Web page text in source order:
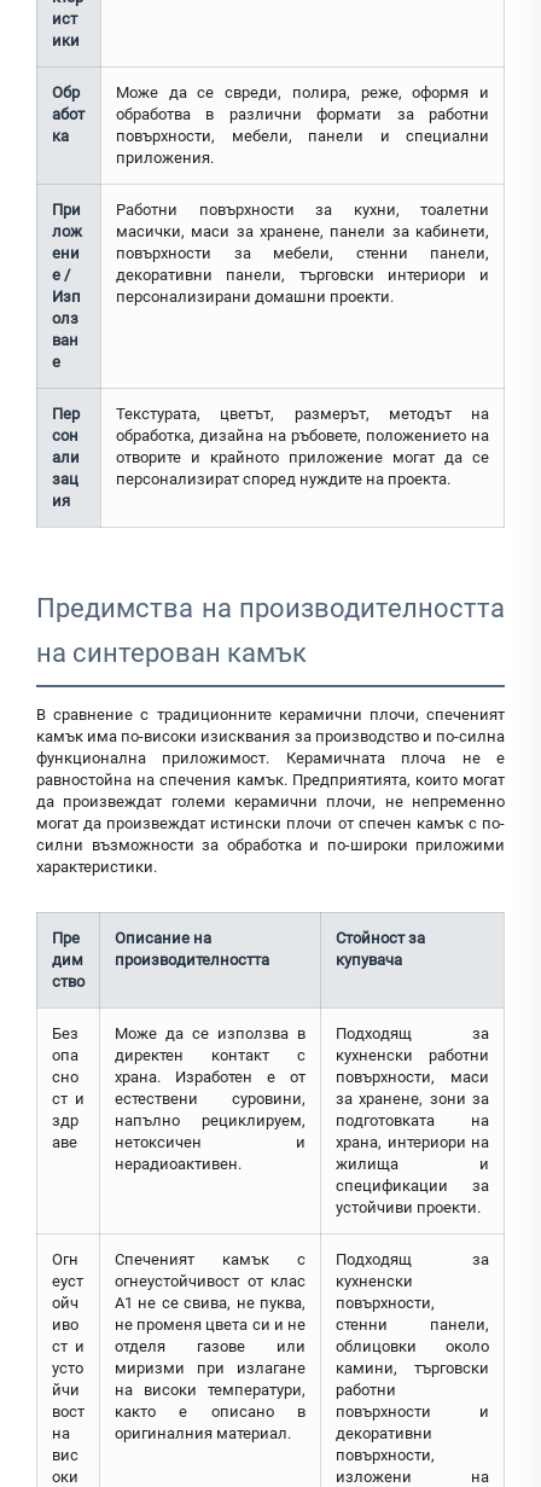
ист
ики
Обр
абот
ка
Може да се свреди, полира, реже, оформя и
обработва в различни формати за работни
повърхности, мебели, панели и специални
приложения.
При
лож
ени
е /
Изп
олз
ван
е
Работни повърхности за кухни, тоалетни
масички, маси за хранене, панели за кабинети,
повърхности за мебели, стенни панели,
декоративни панели, търговски интериори и
персонализирани домашни проекти.
Пер
сон
али
зац
ия
Текстурата, цветът, размерът, методът на
обработка, дизайна на ръбовете, положението на
отворите и крайното приложение могат да се
персонализират според нуждите на проекта.
Предимства на производителността
на синтерован камък
В сравнение с традиционните керамични плочи, спеченият
камък има по-високи изисквания за производство и по-силна
функционална приложимост. Керамичната плоча не е
равностойна на спечения камък. Предприятията, които могат
да произвеждат големи керамични плочи, не непременно
могат да произвеждат истински плочи от спечен камък с по-
силни възможности за обработка и по-широки приложими
характеристики.
Пре
дим
ство
Описание на
производителността
Стойност за
купувача
Без
опа
сно
ст и
здр
аве
Може да се използва в
директен контакт с
храна. Изработен е от
естествени суровини,
напълно рециклируем,
нетоксичен и
нерадиоактивен.
Подходящ за
кухненски работни
повърхности, маси
за хранене, зони за
подготовката на
храна, интериори на
жилища и
спецификации за
устойчиви проекти.
Огн
еуст
ойч
иво
ст и
усто
йчи
вост
на
вис
оки
Спеченият камък с
огнеустойчивост от клас
А1 не се свива, не пуква,
не променя цвета си и не
отделя газове или
миризми при излагане
на високи температури,
както е описано в
оригиналния материал.
Подходящ за
кухненски
повърхности,
стенни панели,
облицовки около
камини, търговски
работни
повърхности и
декоративни
повърхности,
изложени на